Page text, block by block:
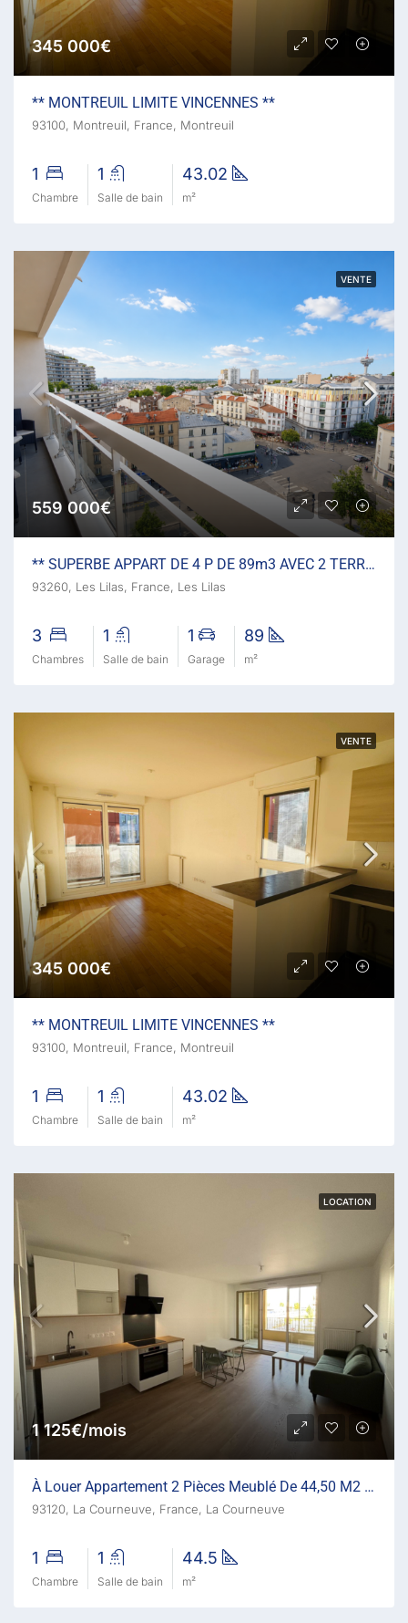
345 000€
** MONTREUIL LIMITE VINCENNES **
93100, Montreuil, France, Montreuil
1
Chambre
1
Salle de bain
43.02
m²
VENTE
559 000€
** SUPERBE APPART DE 4 P DE 89m3 AVEC 2 TERRASSES ET GARAGE
93260, Les Lilas, France, Les Lilas
3
Chambres
1
Salle de bain
1
Garage
89
m²
VENTE
345 000€
** MONTREUIL LIMITE VINCENNES **
93100, Montreuil, France, Montreuil
1
Chambre
1
Salle de bain
43.02
m²
LOCATION
1 125€/mois
À Louer Appartement 2 Pièces Meublé De 44,50 M2 Avec Balco
93120, La Courneuve, France, La Courneuve
1
Chambre
1
Salle de bain
44.5
m²